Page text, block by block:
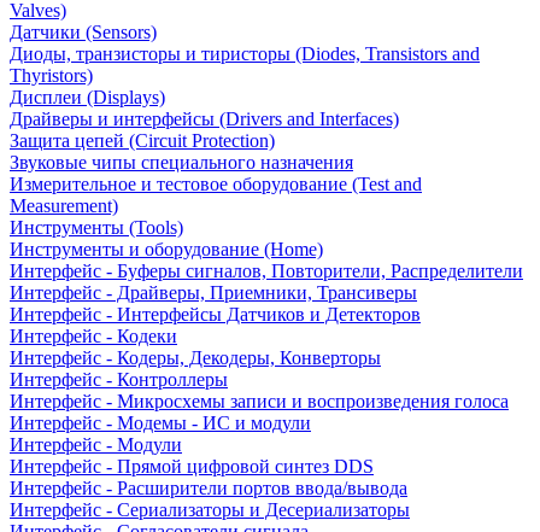
Valves)
Датчики (Sensors)
Диоды, транзисторы и тиристоры (Diodes, Transistors and
Thyristors)
Дисплеи (Displays)
Драйверы и интерфейсы (Drivers and Interfaces)
Защита цепей (Circuit Protection)
Звуковые чипы специального назначения
Измерительное и тестовое оборудование (Test and
Measurement)
Инструменты (Tools)
Инструменты и оборудование (Home)
Интерфейс - Буферы сигналов, Повторители, Распределители
Интерфейс - Драйверы, Приемники, Трансиверы
Интерфейс - Интерфейсы Датчиков и Детекторов
Интерфейс - Кодеки
Интерфейс - Кодеры, Декодеры, Конверторы
Интерфейс - Контроллеры
Интерфейс - Микросхемы записи и воспроизведения голоса
Интерфейс - Модемы - ИС и модули
Интерфейс - Модули
Интерфейс - Прямой цифровой синтез DDS
Интерфейс - Расширители портов ввода/вывода
Интерфейс - Сериализаторы и Десериализаторы